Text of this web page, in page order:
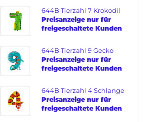
Hochzeit
Baby
Welcome
644B Tierzahl 7 Krokodil
Preisanzeige nur für
freigeschaltete Kunden
644B Tierzahl 9 Gecko
Preisanzeige nur für
freigeschaltete Kunden
644B Tierzahl 4 Schlange
Preisanzeige nur für
freigeschaltete Kunden